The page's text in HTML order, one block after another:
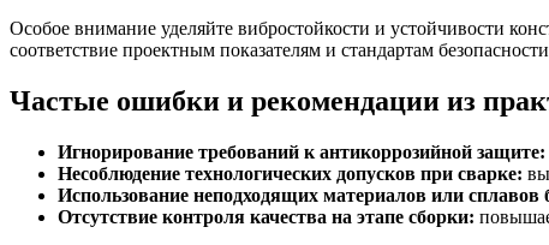
Особое внимание уделяйте вибростойкости и устойчивости
соответствие проектным показателям и стандартам
Частые ошибки и рекомендации из
Игнорирование требований к антикоррозийной защите:
Несоблюдение технологических допусков при сварке:
Использование неподходящих материалов или сплавов
Отсутствие контроля качества на этапе сборки: